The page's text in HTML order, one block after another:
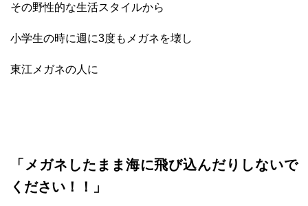
その野性的な生活スタイルから
小学生の時に週に3度もメガネを壊し
東江メガネの人に
「メガネしたまま海に飛び込んだりしないで
ください！！」